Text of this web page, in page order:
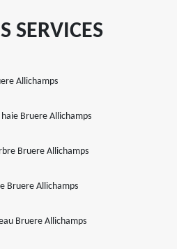
SERVICES
Allichamps
Bruere Allichamps
Bruere Allichamps
Bruere Allichamps
Bruere Allichamps